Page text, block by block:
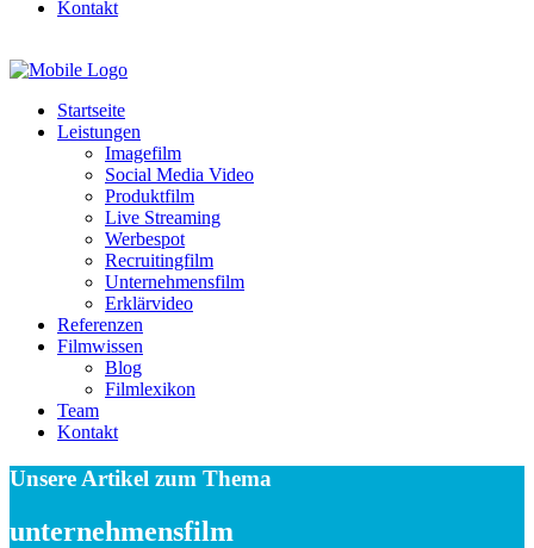
Kontakt
Startseite
Leistungen
Imagefilm
Social Media Video
Produktfilm
Live Streaming
Werbespot
Recruitingfilm
Unternehmensfilm
Erklärvideo
Referenzen
Filmwissen
Blog
Filmlexikon
Team
Kontakt
Unsere Artikel zum Thema
unternehmensfilm